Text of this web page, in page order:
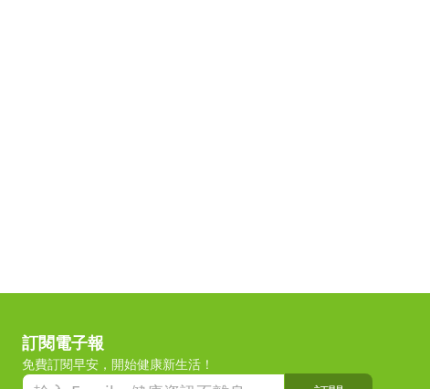
訂閱電子報
免費訂閱早安，開始健康新生活！